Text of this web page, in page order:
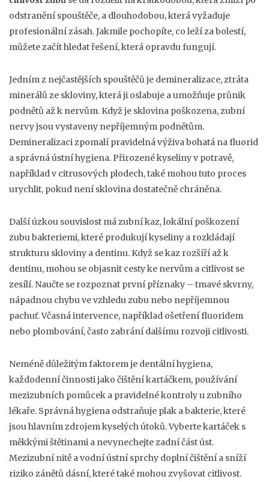
odstranění spouštěče, a dlouhodobou, která vyžaduje
profesionální zásah. Jakmile pochopíte, co leží za bolestí,
můžete začít hledat řešení, která opravdu fungují.
Jedním z nejčastějších spouštěčů je demineralizace,ztráta
minerálů ze skloviny, která ji oslabuje a umožňuje průnik
podnětů až k nervům. Když je sklovina poškozena, zubní
nervy jsou vystaveny nepříjemným podnětům.
Demineralizaci zpomalí pravidelná výživa bohatá na fluorid
a správná ústní hygiena. Přirozené kyseliny v potravě,
například v citrusových plodech, také mohou tuto proces
urychlit, pokud není sklovina dostatečně chráněna.
Další úzkou souvislost mázubní kaz,lokální poškození
zubu bakteriemi, které produkují kyseliny a rozkládají
strukturu skloviny a dentinu. Když se kaz rozšíří až k
dentinu, mohou se objasnit cesty ke nervům a citlivost se
zesílí. Naučte se rozpoznat první příznaky – tmavé skvrny,
nápadnou chybu ve vzhledu zubu nebo nepříjemnou
pachuť. Včasná intervence, například ošetření fluoridem
nebo plombování, často zabrání dalšímu rozvoji citlivosti.
Neméně důležitým faktorem je dentální hygiena,
každodenní činnosti jako čištění kartáčkem, používání
mezizubních pomůcek a pravidelné kontroly u zubního
lékaře. Správná hygiena odstraňuje plak a bakterie, které
jsou hlavním zdrojem kyselých útoků. Vyberte kartáček s
měkkými štětinami a nevynechejte zadní část úst.
Mezizubní nitě a vodní ústní sprchy doplní čištění a sníží
riziko zánětů dásní, které také mohou zvyšovat citlivost.